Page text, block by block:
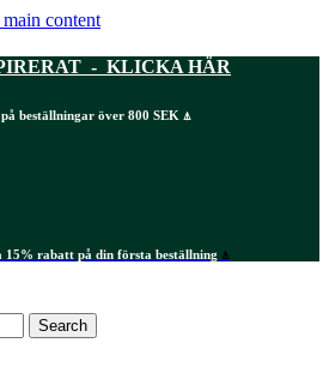
content
- KLICKA HÄR
beställningar över 800 SEK ⍋
15% rabatt på din första beställning ⍋
Search